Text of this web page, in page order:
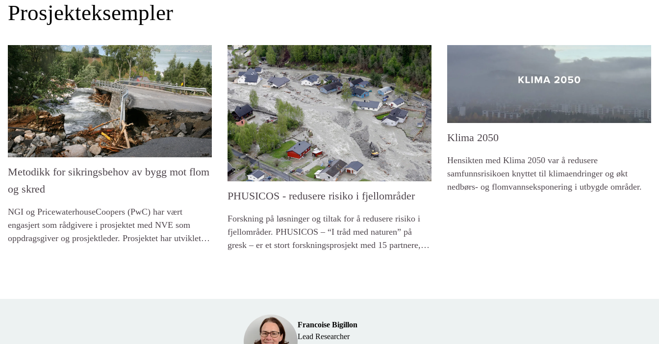
Prosjekteksempler
Metodikk for sikringsbehov av bygg mot flom
og skred
NGI og PricewaterhouseCoopers (PwC) har vært
engasjert som rådgivere i prosjektet med NVE som
oppdragsgiver og prosjektleder. Prosjektet har utviklet
PHUSICOS - redusere risiko i fjellområder
Forskning på løsninger og tiltak for å redusere risiko i
fjellområder. PHUSICOS – “I tråd med naturen” på
gresk – er et stort forskningsprosjekt med 15 partnere,
Klima 2050
Hensikten med Klima 2050 var å redusere
samfunnsrisikoen knyttet til klimaendringer og økt
nedbørs- og flomvannseksponering i utbygde områder.
Francoise Bigillon
Lead Researcher